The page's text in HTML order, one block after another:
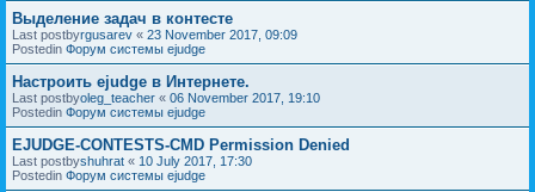
Выделение задач в контесте
Last postbyrgusarev « 23 November 2017, 09:09
Postedin Форум системы ejudge
Настроить ejudge в Интернете.
Last postbyoleg_teacher « 06 November 2017, 19:10
Postedin Форум системы ejudge
EJUDGE-CONTESTS-CMD Permission Denied
Last postbyshuhrat « 10 July 2017, 17:30
Postedin Форум системы ejudge